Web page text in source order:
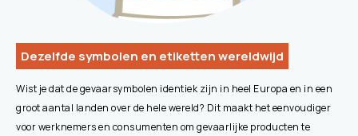
Dezelfde symbolen en etiketten wereldwijd
Wist je dat de gevaarsymbolen identiek zijn in heel Europa en in een
groot aantal landen over de hele wereld? Dit maakt het eenvoudiger
voor werknemers en consumenten om gevaarlijke producten te